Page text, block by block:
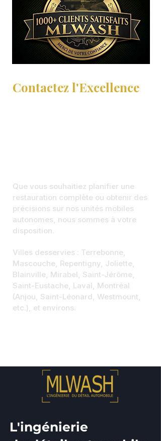
Contactez l'Excellence
Que vous souhaitiez planifier une
restauration complète ou obtenir des
précisions sur nos unités mobiles
autonomes, nous sommes à votre
disposition.
Villes desservies : Terrebonne,
Mascouche, Repentigny, Joliette,
Blainville, Mirabel, Saint-Jérôme,
Saint-Eustache, Laval, Montréal
(Anjou, Saint-Léonard, Westmount,
etc.), et environs.
L'ingénierie